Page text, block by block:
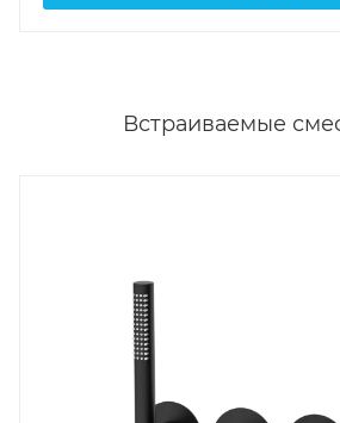
Встраиваемые